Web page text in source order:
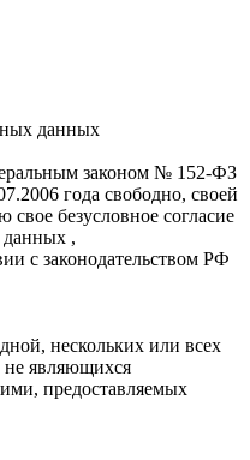
данных
законом № 152-ФЗ
года свободно, своей
безусловное согласие
данных ,
с законодательством РФ
нескольких или всех
не являющихся
предоставляемых